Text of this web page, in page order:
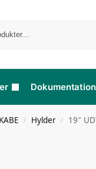
Dokumentation
/ Hylder / 19″